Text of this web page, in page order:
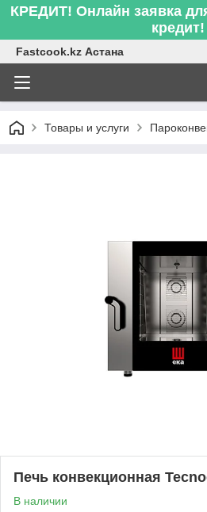
КРЕДИТ! Онлайн заявка
кредит!
Fastcook.kz Астана
Товары и услуги
Печь конвекционная
В наличии